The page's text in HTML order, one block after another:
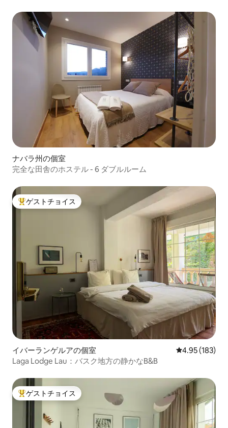
ナバラ州の個室
完全な田舎のホステル - 6 ダブルルーム
大好評のゲストチョイスです。
ゲストチョイス
イバーランゲルアの個室 レビュー183
4.95 (183)
Laga Lodge Lau：バスク地方の静かなB&B
大好評のゲストチョイスです。
ゲストチョイス